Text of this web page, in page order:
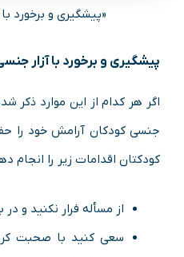
«پیشگیری و برخورد
پیشگیری و برخورد با آزار
اگر هر کدام از این موارد ذکر
جنسی کودکان آرامش خود را
کودکتان اقدامات زیر را انجام
از مسأله فرار نکنید و
سعی کنید با صحبت